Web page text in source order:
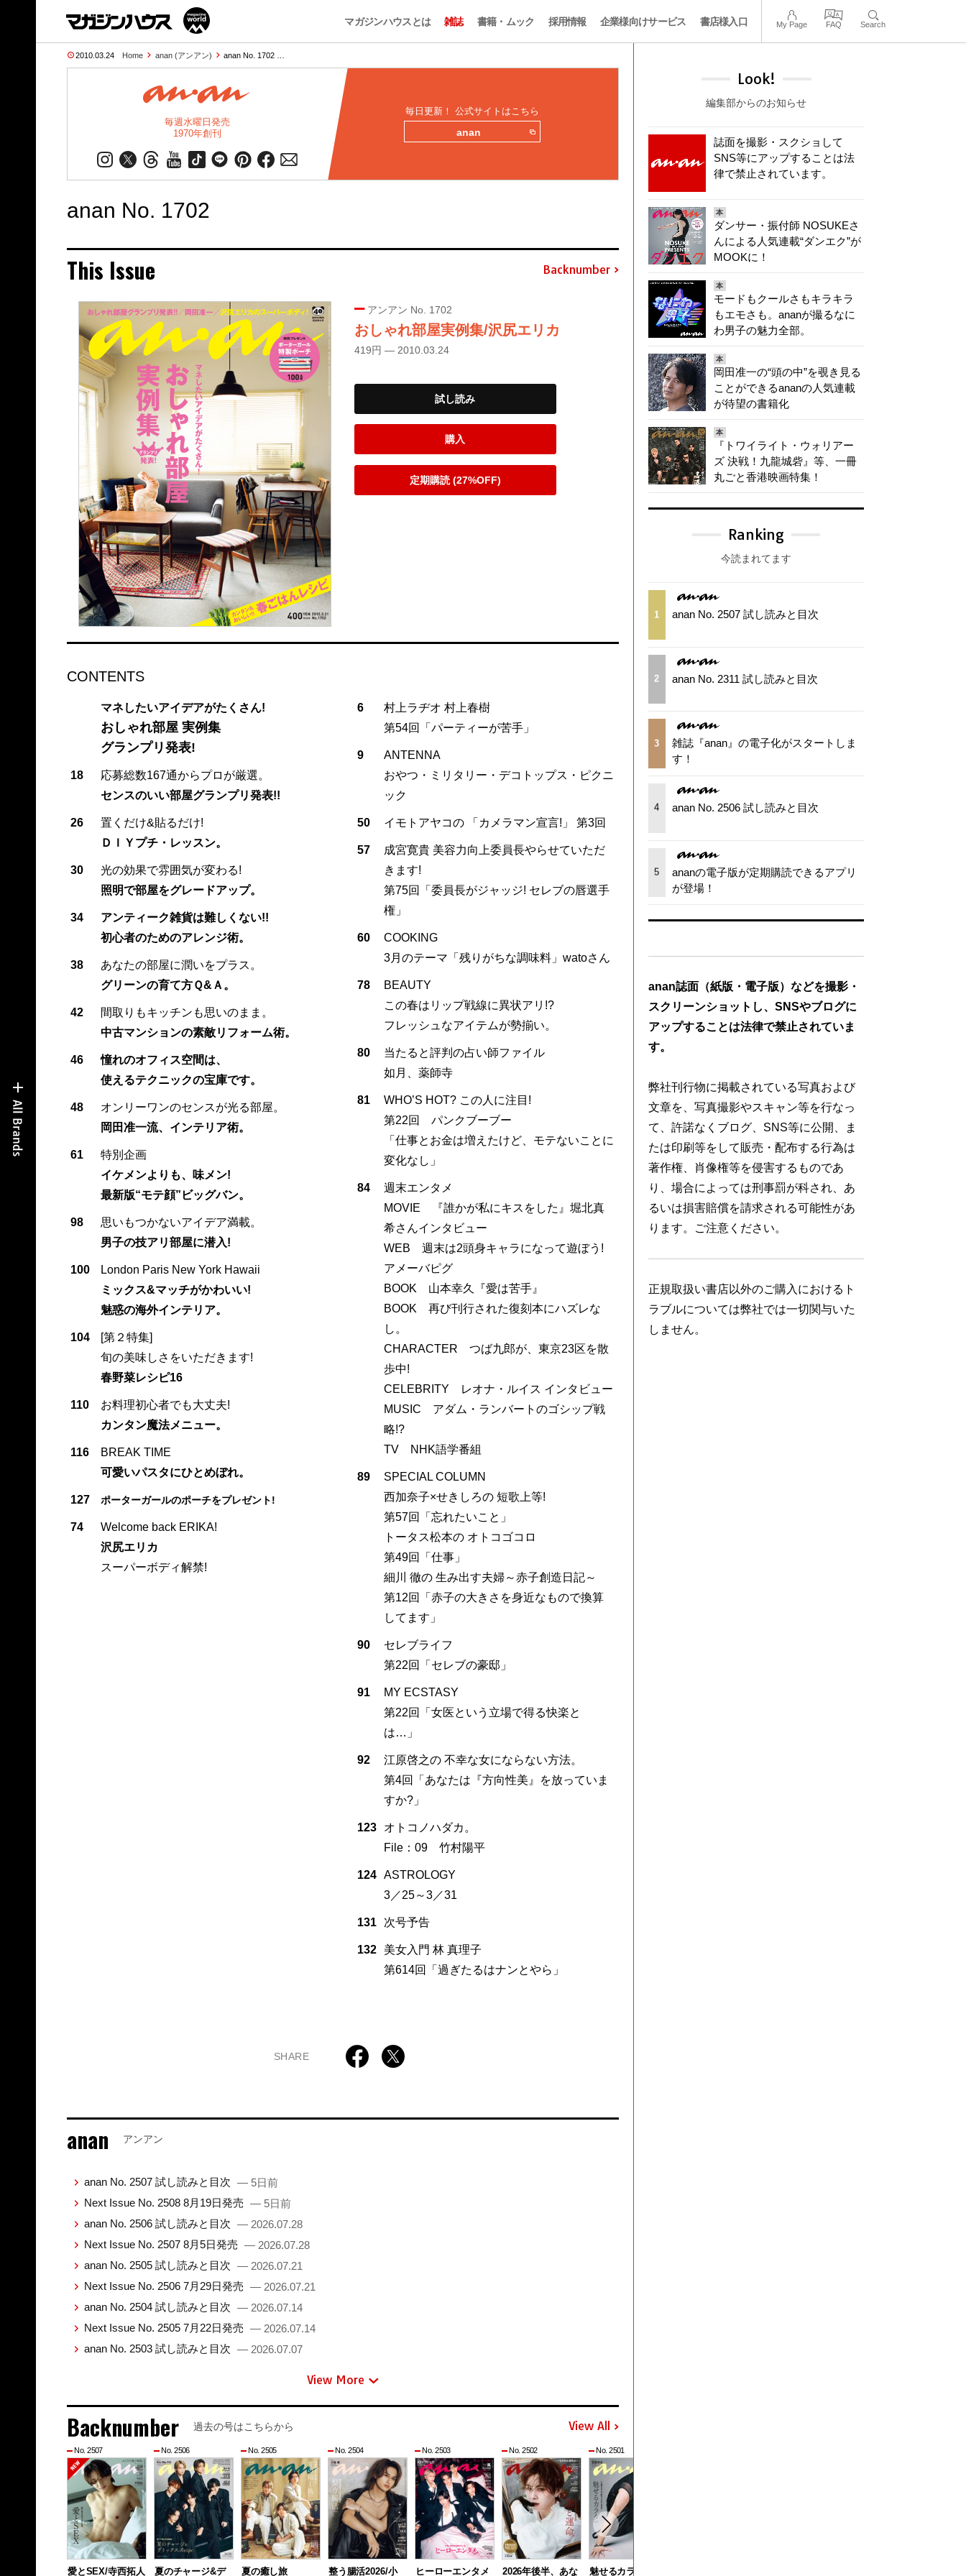
マガジンハウスとは 雑誌 書籍・ムック 採用情報 企業様向けサービス 書店様入口 My Page FAQ Search
2010.03.24 Home anan (アンアン) anan No. 1702 …
毎週水曜日発売
1970年創刊
毎日更新！ 公式サイトはこちら
anan
anan No. 1702
This Issue Backnumber
アンアン No. 1702
おしゃれ部屋実例集/沢尻エリカ
419円 — 2010.03.24
試し読み
購入
定期購読 (27%OFF)
CONTENTS
マネしたいアイデアがたくさん!
おしゃれ部屋 実例集
グランプリ発表!
18
応募総数167通からプロが厳選。
センスのいい部屋グランプリ発表!!
26
置くだけ&貼るだけ!
ＤＩＹプチ・レッスン。
30
光の効果で雰囲気が変わる!
照明で部屋をグレードアップ。
34
アンティーク雑貨は難しくない!!
初心者のためのアレンジ術。
38
あなたの部屋に潤いをプラス。
グリーンの育て方Ｑ&Ａ。
42
間取りもキッチンも思いのまま。
中古マンションの素敵リフォーム術。
46
憧れのオフィス空間は、
使えるテクニックの宝庫です。
48
オンリーワンのセンスが光る部屋。
岡田准一流、インテリア術。
61
特別企画
イケメンよりも、味メン!
最新版“モテ顔”ビッグバン。
98
思いもつかないアイデア満載。
男子の技アリ部屋に潜入!
100
London Paris New York Hawaii
ミックス&マッチがかわいい!
魅惑の海外インテリア。
104
[第２特集]
旬の美味しさをいただきます!
春野菜レシピ16
110
お料理初心者でも大丈夫!
カンタン魔法メニュー。
116
BREAK TIME
可愛いパスタにひとめぼれ。
127 ポーターガールのポーチをプレゼント!
74
Welcome back ERIKA!
沢尻エリカ
スーパーボディ解禁!
6
村上ラヂオ 村上春樹
第54回「パーティーが苦手」
9
ANTENNA
おやつ・ミリタリー・デコトップス・ピクニ
ック
50 イモトアヤコの 「カメラマン宣言!」 第3回
57
成宮寛貴 美容力向上委員長やらせていただ
きます!
第75回「委員長がジャッジ! セレブの唇選手
権」
60
COOKING
3月のテーマ「残りがちな調味料」watoさん
78
BEAUTY
この春はリップ戦線に異状アリ!?
フレッシュなアイテムが勢揃い。
80
当たると評判の占い師ファイル
如月、薬師寺
81
WHO’S HOT? この人に注目!
第22回 パンクブーブー
「仕事とお金は増えたけど、モテないことに
変化なし」
84
週末エンタメ
MOVIE 『誰かが私にキスをした』堀北真
希さんインタビュー
WEB 週末は2頭身キャラになって遊ぼう!
アメーバピグ
BOOK 山本幸久『愛は苦手』
BOOK 再び刊行された復刻本にハズレな
し。
CHARACTER つば九郎が、東京23区を散
歩中!
CELEBRITY レオナ・ルイス インタビュー
MUSIC アダム・ランバートのゴシップ戦
略!?
TV NHK語学番組
89
SPECIAL COLUMN
西加奈子×せきしろの 短歌上等!
第57回「忘れたいこと」
トータス松本の オトコゴコロ
第49回「仕事」
細川 徹の 生み出す夫婦～赤子創造日記～
第12回「赤子の大きさを身近なもので換算
してます」
90
セレブライフ
第22回「セレブの豪邸」
91
MY ECSTASY
第22回「女医という立場で得る快楽と
は…」
92
江原啓之の 不幸な女にならない方法。
第4回「あなたは『方向性美』を放っていま
すか?」
123
オトコノハダカ。
File：09 竹村陽平
124 ASTROLOGY
3／25～3／31
131 次号予告
132
美女入門 林 真理子
第614回「過ぎたるはナンとやら」
SHARE
anan アンアン
anan No. 2507 試し読みと目次 — 5日前
Next Issue No. 2508 8月19日発売 — 5日前
anan No. 2506 試し読みと目次 — 2026.07.28
Next Issue No. 2507 8月5日発売 — 2026.07.28
anan No. 2505 試し読みと目次 — 2026.07.21
Next Issue No. 2506 7月29日発売 — 2026.07.21
anan No. 2504 試し読みと目次 — 2026.07.14
Next Issue No. 2505 7月22日発売 — 2026.07.14
anan No. 2503 試し読みと目次 — 2026.07.07
View More
Backnumber 過去の号はこちらから View All
No. 2507
愛とSEX/寺西拓人
No. 2506
夏のチャージ&デ
No. 2505
夏の癒し旅
No. 2504
整う腸活2026/小
No. 2503
ヒーローエンタメ
No. 2502
2026年後半、あな
No. 2501
魅せるカラダ
Look!
編集部からのお知らせ
誌面を撮影・スクショして
SNS等にアップすることは法
律で禁止されています。
本
ダンサー・振付師 NOSUKEさ
んによる人気連載“ダンエク”が
MOOKに！
本
モードもクールさもキラキラ
もエモさも。ananが撮るなに
わ男子の魅力全部。
本
岡田准一の“頭の中”を覗き見る
ことができるananの人気連載
が待望の書籍化
本
『トワイライト・ウォリアー
ズ 決戦！九龍城砦』等、一冊
丸ごと香港映画特集！
Ranking
今読まれてます
1 anan No. 2507 試し読みと目次
2 anan No. 2311 試し読みと目次
3
雑誌『anan』の電子化がスタートしま
す！
4 anan No. 2506 試し読みと目次
5
ananの電子版が定期購読できるアプリ
が登場！
anan誌面（紙版・電子版）などを撮影・
スクリーンショットし、SNSやブログに
アップすることは法律で禁止されていま
す。
弊社刊行物に掲載されている写真および
文章を、写真撮影やスキャン等を行なっ
て、許諾なくブログ、SNS等に公開、ま
たは印刷等をして販売・配布する行為は
著作権、肖像権等を侵害するものであ
り、場合によっては刑事罰が科され、あ
るいは損害賠償を請求される可能性があ
ります。ご注意ください。
正規取扱い書店以外のご購入におけるト
ラブルについては弊社では一切関与いた
しません。